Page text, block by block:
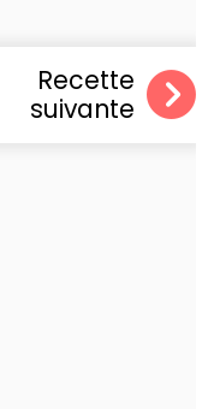
Recette
suivante